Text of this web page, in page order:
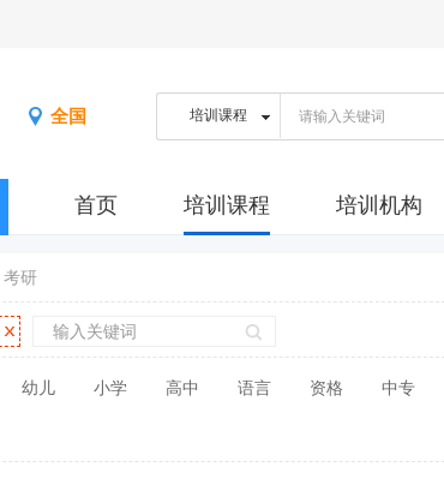
全国
首页 培训课程 培训机构
考研
幼儿 小学 高中 语言 资格 中专